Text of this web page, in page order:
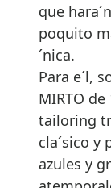
que
poquito
´nica.
Para e´l,
MIRTO
tailoring
cla´sico y
azules y